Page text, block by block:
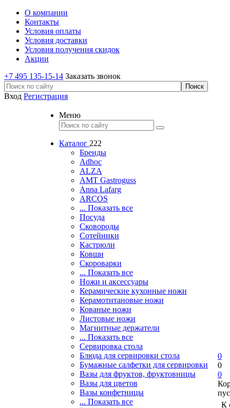
О компании
Контакты
Условия оплаты
Условия доставки
Условия получения скидок
Акции
+7 495 135-15-14 Заказать звонок
Вход Регистрация
Меню
Каталог 222
Бренды
Adhoc
ALZA
AMT Gastroguss
Anna Lafarg
ARCOS
... Показать все
Посуда
Сковороды
Сотейники
Кастрюли
Ковши
Скороварки
... Показать все
Ножи и аксессуары
Керамические кухонные ножи
Керамотитановые ножи
Кованые ножи
Листовые ножи
Магнитные держатели
... Показать все
Сервировка стола
Блюда для сервировки стола
Бумажные салфетки для сервировки
Вазы для фруктов, фруктовницы
Вазы для цветов
Вазы конфетницы
... Показать все
0
0
0
К